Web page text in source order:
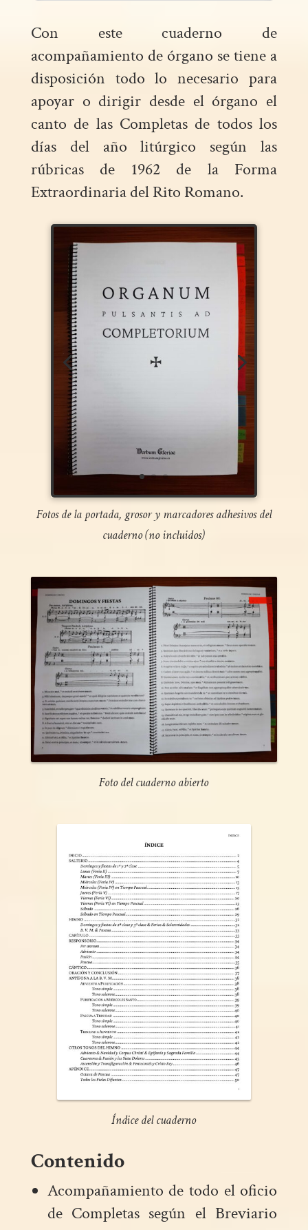
Con este cuaderno de
acompañamiento de órgano se tiene a
disposición todo lo necesario para
apoyar o dirigir desde el órgano el
canto de las Completas de todos los
días del año litúrgico según las
rúbricas de 1962 de la Forma
Extraordinaria del Rito Romano.
Fotos de la portada, grosor y marcadores adhesivos del
cuaderno (no incluidos)
Foto del cuaderno abierto
Índice del cuaderno
Contenido
Acompañamiento de todo el oficio
de Completas según el Breviario